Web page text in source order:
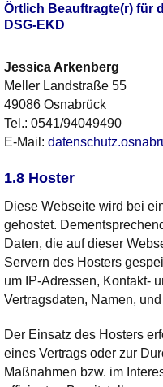
Örtlich Beauftragte(r) für
DSG-EKD
Jessica Arkenberg
Meller Landstraße 55
49086 Osnabrück
Tel.: 0541/94049490
E-Mail:
1.8 Hoster
Diese Webseite wird bei
gehostet.
Daten, die auf dieser
Servern des Hosters
um IP-Adressen, Kontakt-
Vertragsdaten, Namen,
Der Einsatz des Hosters
eines Vertrags oder zur
Maßnahmen bzw. im